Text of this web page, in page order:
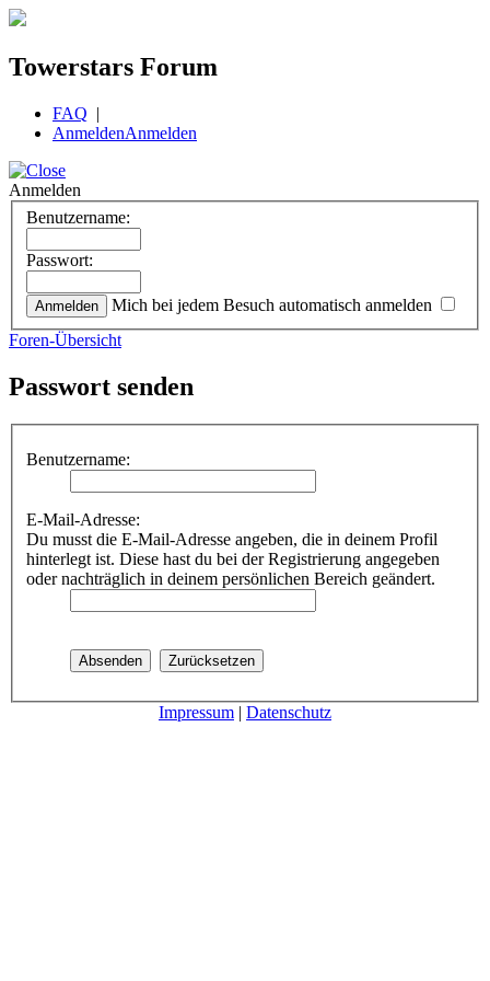
Towerstars Forum
FAQ |
AnmeldenAnmelden
Anmelden
Benutzername:
Passwort:
Mich bei jedem Besuch automatisch anmelden
Foren-Übersicht
Passwort senden
Benutzername:
E-Mail-Adresse:
Du musst die E-Mail-Adresse angeben, die in deinem Profil
hinterlegt ist. Diese hast du bei der Registrierung angegeben
oder nachträglich in deinem persönlichen Bereich geändert.
Impressum | Datenschutz